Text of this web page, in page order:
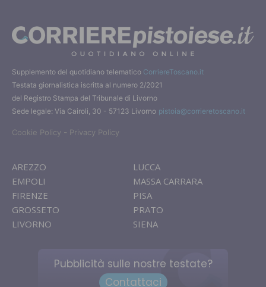
Supplemento del quotidiano telematico CorriereToscano.it
Testata giornalistica iscritta al numero 2/2021
del Registro Stampa del Tribunale di Livorno
Sede legale: Via Cairoli, 30 - 57123 Livorno pistoia@corrieretoscano.it
Cookie Policy - Privacy Policy
AREZZO
EMPOLI
FIRENZE
GROSSETO
LIVORNO
LUCCA
MASSA CARRARA
PISA
PRATO
SIENA
Pubblicità sulle nostre testate?
Contattaci